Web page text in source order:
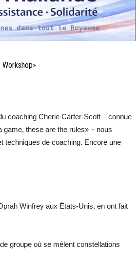
Thaïlande
coaching Cherie Carter-Scott – connue
game, these are the rules» – nous
techniques de coaching. Encore une
Winfrey aux États-Unis, en ont fait
groupe où se mêlent constellations